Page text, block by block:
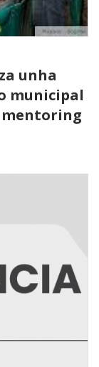
unha
municipal
mentoring